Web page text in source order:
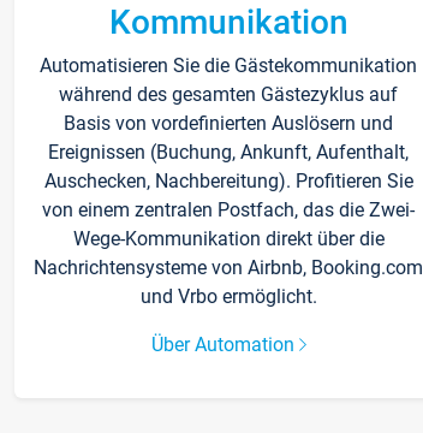
Kommunikation
Automatisieren Sie die Gästekommunikation
während des gesamten Gästezyklus auf
Basis von vordefinierten Auslösern und
Ereignissen (Buchung, Ankunft, Aufenthalt,
Auschecken, Nachbereitung). Profitieren Sie
von einem zentralen Postfach, das die Zwei-
Wege-Kommunikation direkt über die
Nachrichtensysteme von Airbnb, Booking.com
und Vrbo ermöglicht.
Über Automation